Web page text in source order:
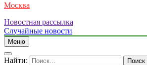
Москва
Новостная рассылка
Случайные новости
Меню
Найти: